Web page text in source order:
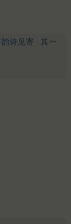
诗见寄
其一